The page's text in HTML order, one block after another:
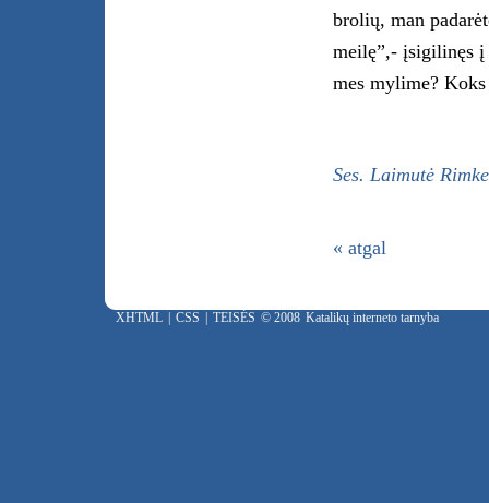
brolių, man
meilę”,- įsigilinęs
mes mylime?
Ses. Laimutė
« atgal
XHTML CSS TEISĖS © 2008 Katalikų interneto tarnyba